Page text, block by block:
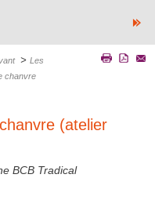
> Les
chanvre
(atelier
BCB Tradical